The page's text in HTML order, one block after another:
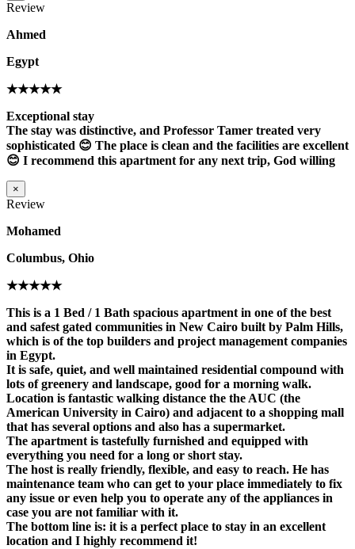
Review
Ahmed
Egypt
★★★★★
Exceptional stay
The stay was distinctive, and Professor Tamer treated very
sophisticated 😊 The place is clean and the facilities are excellent
😊 I recommend this apartment for any next trip, God willing
×
Review
Mohamed
Columbus, Ohio
★★★★★
This is a 1 Bed / 1 Bath spacious apartment in one of the best
and safest gated communities in New Cairo built by Palm Hills,
which is of the top builders and project management companies
in Egypt.
It is safe, quiet, and well maintained residential compound with
lots of greenery and landscape, good for a morning walk.
Location is fantastic walking distance the the AUC (the
American University in Cairo) and adjacent to a shopping mall
that has several options and also has a supermarket.
The apartment is tastefully furnished and equipped with
everything you need for a long or short stay.
The host is really friendly, flexible, and easy to reach. He has
maintenance team who can get to your place immediately to fix
any issue or even help you to operate any of the appliances in
case you are not familiar with it.
The bottom line is: it is a perfect place to stay in an excellent
location and I highly recommend it!